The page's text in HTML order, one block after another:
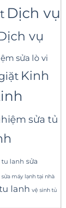
Dịch vụ
vụ
sửa lò vi
Kinh
sửa tủ
tu lanh sửa
sửa máy lạnh tại nhà
lanh vệ sinh tủ